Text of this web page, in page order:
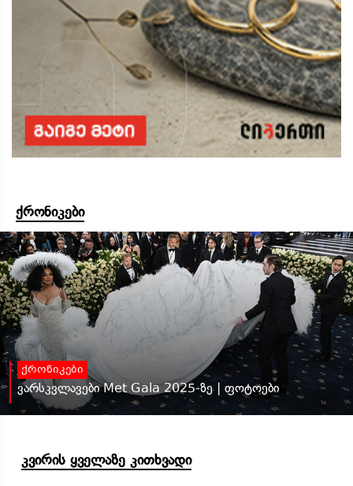
ქრონიკები
ქრონიკები
ვარსკვლავები Met Gala 2025-ზე | ფოტოები
კვირის ყველაზე კითხვადი